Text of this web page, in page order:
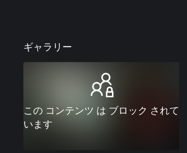
ギャラリー
この コンテンツ は ブロック されて
います